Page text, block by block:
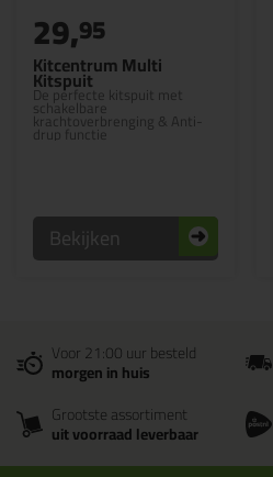
Kitcentrum Multi
Kitspuit
De perfecte kitspuit met
schakelbare
krachtoverbrenging & Anti-
drup functie
29,95
Bekijken
Voor 21:00 uur besteld
morgen in huis
Grootste assortiment
uit voorraad leverbaar